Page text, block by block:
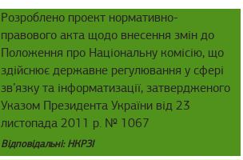
Розроблено проект нормативно-
правового акта щодо внесення змін до
Положення про Національну комісію, що
здійснює державне регулювання у сфері
зв’язку та інформатизації, затвердженого
Указом Президента України від 23
листопада 2011 р. № 1067
Відповідальні: НКРЗІ